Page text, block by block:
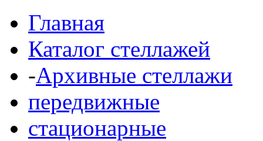
Главная
Каталог стеллажей
-Архивные стеллажи
передвижные
стационарные